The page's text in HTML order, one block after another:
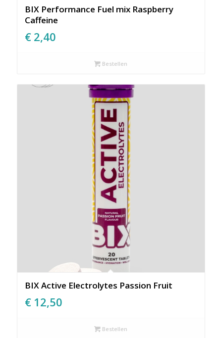
BIX Performance Fuel mix Raspberry
Caffeine
€ 2,40
Bestellen
BIX Active Electrolytes Passion Fruit
€ 12,50
Bestellen